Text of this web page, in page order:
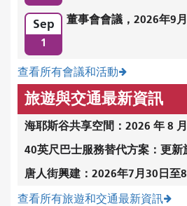
Sep
1
董事會會議，2026年9
查看所有會議和活動
旅遊與交通最新資訊
海耶斯谷共享空間：2026 年 8
40英尺巴士服務替代方案：更新
唐人街興建：2026年7月30日至
查看所有旅遊和交通最新資訊